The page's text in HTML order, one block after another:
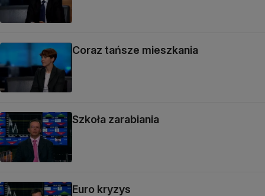
Coraz tańsze mieszkania
Szkoła zarabiania
Euro kryzys